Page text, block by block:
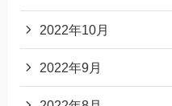
2022年10月
2022年9月